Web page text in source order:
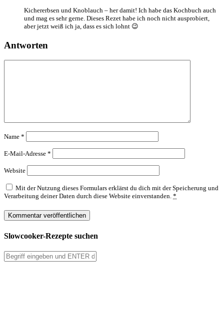
Kichererbsen und Knoblauch – her damit! Ich habe das Kochbuch auch
und mag es sehr gerne. Dieses Rezet habe ich noch nicht ausprobiert,
aber jetzt weiß ich ja, dass es sich lohnt 😉
Antworten
Name *
E-Mail-Adresse *
Website
Mit der Nutzung dieses Formulars erklärst du dich mit der Speicherung und
Verarbeitung deiner Daten durch diese Website einverstanden. *
Slowcooker-Rezepte suchen